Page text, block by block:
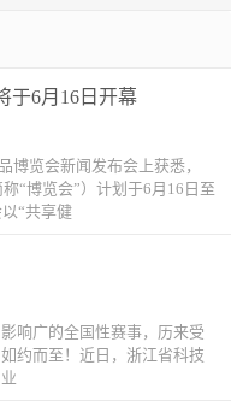
于6月16日开幕
博览会新闻发布会上获悉，
“博览会”）计划于6月16日至
“共享健
响广的全国性赛事，历来受
约而至！近日，浙江省科技